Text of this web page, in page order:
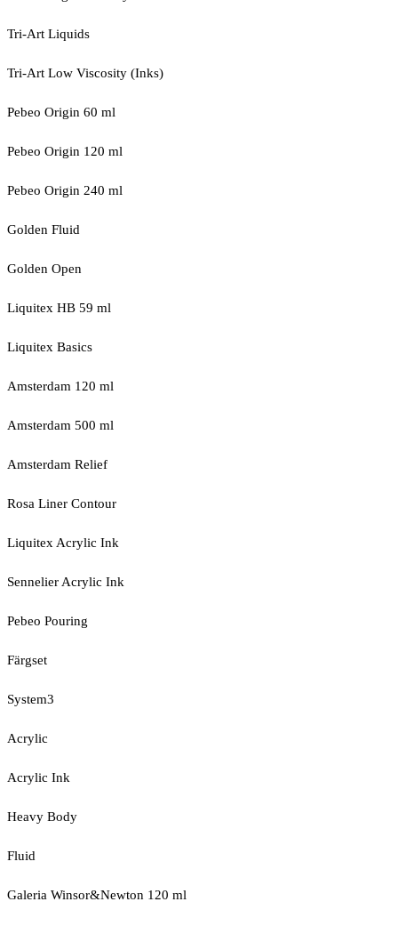
Tri-Art Liquids
Tri-Art Low Viscosity (Inks)
Pebeo Origin 60 ml
Pebeo Origin 120 ml
Pebeo Origin 240 ml
Golden Fluid
Golden Open
Liquitex HB 59 ml
Liquitex Basics
Amsterdam 120 ml
Amsterdam 500 ml
Amsterdam Relief
Rosa Liner Contour
Liquitex Acrylic Ink
Sennelier Acrylic Ink
Pebeo Pouring
Färgset
System3
Acrylic
Acrylic Ink
Heavy Body
Fluid
Galeria Winsor&Newton 120 ml